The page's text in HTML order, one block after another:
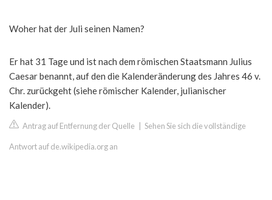
Woher hat der Juli seinen Namen?
Er hat 31 Tage und ist nach dem römischen Staatsmann Julius
Caesar benannt, auf den die Kalenderänderung des Jahres 46 v.
Chr. zurückgeht (siehe römischer Kalender, julianischer
Kalender).
Antrag auf Entfernung der Quelle Sehen Sie sich die vollständige
Antwort auf de.wikipedia.org an